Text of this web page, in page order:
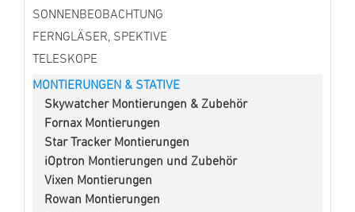
SONNENBEOBACHTUNG
FERNGLÄSER, SPEKTIVE
TELESKOPE
MONTIERUNGEN & STATIVE
Skywatcher Montierungen & Zubehör
Fornax Montierungen
Star Tracker Montierungen
iOptron Montierungen und Zubehör
Vixen Montierungen
Rowan Montierungen